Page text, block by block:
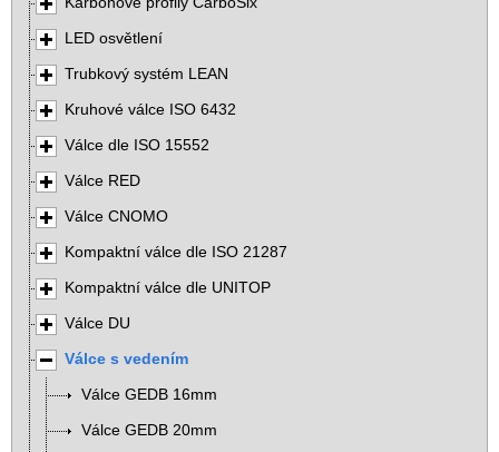
LED osvětlení
Trubkový systém LEAN
Kruhové válce ISO 6432
Válce dle ISO 15552
Válce RED
Válce CNOMO
Kompaktní válce dle ISO 21287
Kompaktní válce dle UNITOP
Válce DU
Válce s vedením
Válce GEDB 16mm
Válce GEDB 20mm